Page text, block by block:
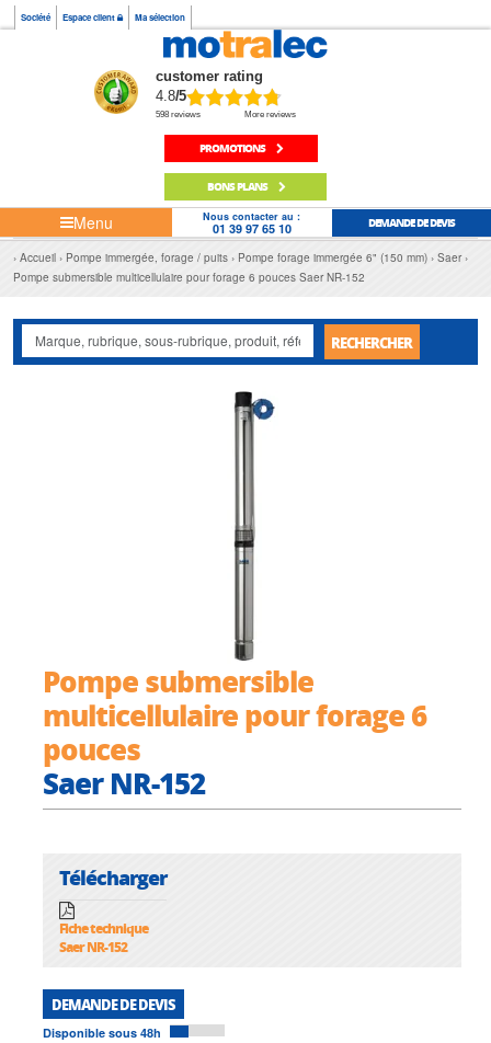
Société Espace client Ma sélection
customer rating
4.8/5
598 reviews More reviews
PROMOTIONS
BONS PLANS
Menu Nous contacter au :
01 39 97 65 10 DEMANDE DE DEVIS
Accueil Pompe immergée, forage / puits Pompe forage immergée 6" (150 mm)
Saer
Pompe submersible multicellulaire pour forage 6 pouces Saer NR-152
RECHERCHER
Pompe submersible
multicellulaire pour forage 6
pouces
Saer NR-152
Télécharger
Fiche technique
Saer NR-152
DEMANDE DE DEVIS
Disponible sous 48h